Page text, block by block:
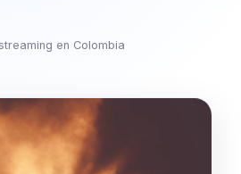
en Colombia